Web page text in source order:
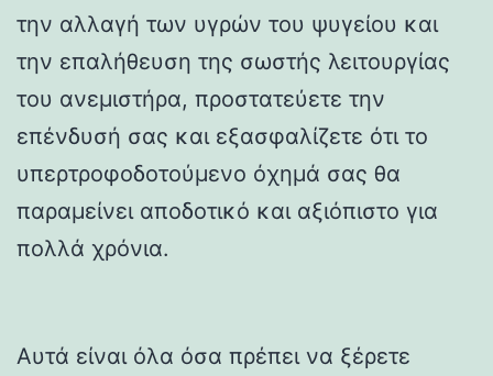
την αλλαγή των υγρών του ψυγείου και
την επαλήθευση της σωστής λειτουργίας
του ανεμιστήρα, προστατεύετε την
επένδυσή σας και εξασφαλίζετε ότι το
υπερτροφοδοτούμενο όχημά σας θα
παραμείνει αποδοτικό και αξιόπιστο για
πολλά χρόνια.
Αυτά είναι όλα όσα πρέπει να ξέρετε